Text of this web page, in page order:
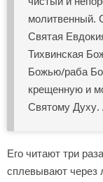
молитвенный.
Святая
Тихвинская
Божью/раба
крещенную и
Святому Духу.
Его читают три
сплевывают через